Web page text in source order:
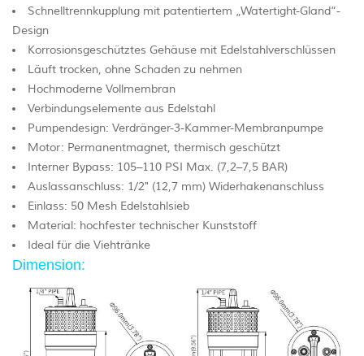
Schnelltrennkupplung mit patentiertem „Watertight-Gland“-
Design
Korrosionsgeschütztes Gehäuse mit Edelstahlverschlüssen
Läuft trocken, ohne Schaden zu nehmen
Hochmoderne Vollmembran
Verbindungselemente aus Edelstahl
Pumpendesign: Verdränger-3-Kammer-Membranpumpe
Motor: Permanentmagnet, thermisch geschützt
Interner Bypass: 105–110 PSI Max. (7,2–7,5 BAR)
Auslassanschluss: 1/2" (12,7 mm) Widerhakenanschluss
Einlass: 50 Mesh Edelstahlsieb
Material: hochfester technischer Kunststoff
Ideal für die Viehtränke
Dimension: